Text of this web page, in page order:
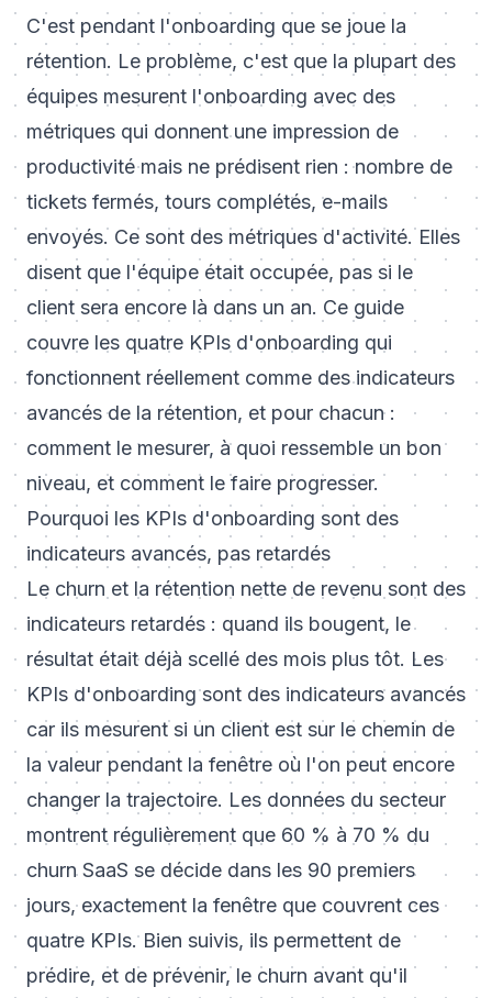
C'est pendant l'onboarding que se joue la
rétention. Le problème, c'est que la plupart des
équipes mesurent l'onboarding avec des
métriques qui donnent une impression de
productivité mais ne prédisent rien : nombre de
tickets fermés, tours complétés, e-mails
envoyés. Ce sont des métriques d'activité. Elles
disent que l'équipe était occupée, pas si le
client sera encore là dans un an. Ce guide
couvre les quatre KPIs d'onboarding qui
fonctionnent réellement comme des indicateurs
avancés de la rétention, et pour chacun :
comment le mesurer, à quoi ressemble un bon
niveau, et comment le faire progresser.
Pourquoi les KPIs d'onboarding sont des
indicateurs avancés, pas retardés
Le churn et la rétention nette de revenu sont des
indicateurs retardés : quand ils bougent, le
résultat était déjà scellé des mois plus tôt. Les
KPIs d'onboarding sont des indicateurs avancés
car ils mesurent si un client est sur le chemin de
la valeur pendant la fenêtre où l'on peut encore
changer la trajectoire. Les données du secteur
montrent régulièrement que 60 % à 70 % du
churn SaaS se décide dans les 90 premiers
jours, exactement la fenêtre que couvrent ces
quatre KPIs. Bien suivis, ils permettent de
prédire, et de prévenir, le churn avant qu'il